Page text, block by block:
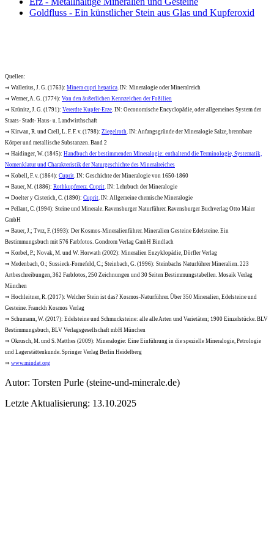
Goldfluss - Ein künstlicher Stein aus Glas und Kupferoxid
Quellen:
⇒ Wallerius, J. G. (1763): Minera cupri hepatica . IN: Mineralogie oder Mineralreich
⇒ Werner, A. G. (1774): Von den äußerlichen Kennzeichen der Foßilien
⇒ Krünitz, J. G. (1791): Vererdte Kupfer-Erze . IN: Oeconomische Encyclopädie, oder allgemeines System der
Staats- Stadt- Haus- u. Landwirthschaft
⇒ Kirwan, R. und Crell, L. F. F. v. (1798): Ziegelroth . IN: Anfangsgründe der Mineralogie Salze, brennbare
Körper und metallische Substanzen. Band 2
⇒ Haidinger, W. (1845): Handbuch der bestimmenden Mineralogie: enthaltend die Terminologie, Systematik,
Nomenklatur und Charakteristik der Naturgeschichte des Mineralreiches
⇒ Kobell, F. v. (1864): Cuprit . IN: Geschichte der Mineralogie von 1650-1860
⇒ Bauer, M. (1886): Rothkupfererz. Cuprit . IN: Lehrbuch der Mineralogie
⇒ Doelter y Cisterich, C. (1890): Cuprit . IN: Allgemeine chemische Mineralogie
⇒ Pellant, C. (1994): Steine und Minerale. Ravensburger Naturführer. Ravensburger Buchverlag Otto Maier
GmbH
⇒ Bauer, J.; Tvrz, F. (1993): Der Kosmos-Mineralienführer. Mineralien Gesteine Edelsteine. Ein
Bestimmungsbuch mit 576 Farbfotos. Gondrom Verlag GmbH Bindlach
⇒ Korbel, P.; Novak, M. und W. Horwath (2002): Mineralien Enzyklopädie, Dörfler Verlag
⇒ Medenbach, O.; Sussieck-Fornefeld, C.; Steinbach, G. (1996): Steinbachs Naturführer Mineralien. 223
Artbeschreibungen, 362 Farbfotos, 250 Zeichnungen und 30 Seiten Bestimmungstabellen. Mosaik Verlag
München
⇒ Hochleitner, R. (2017): Welcher Stein ist das? Kosmos-Naturführer. Über 350 Mineralien, Edelsteine und
Gesteine. Franckh Kosmos Verlag
⇒ Schumann, W. (2017): Edelsteine und Schmucksteine: alle alle Arten und Varietäten; 1900 Einzelstücke. BLV
Bestimmungsbuch, BLV Verlagsgesellschaft mbH München
⇒ Okrusch, M. und S. Matthes (2009): Mineralogie: Eine Einführung in die spezielle Mineralogie, Petrologie
und Lagerstättenkunde. Springer Verlag Berlin Heidelberg
⇒ www.mindat.org
Autor: Torsten Purle (steine-und-minerale.de)
Letzte Aktualisierung: 13.10.2025